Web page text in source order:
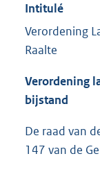
Intitulé
Verordening
Raalte
Verordening
bijstand
De raad van
147 van de